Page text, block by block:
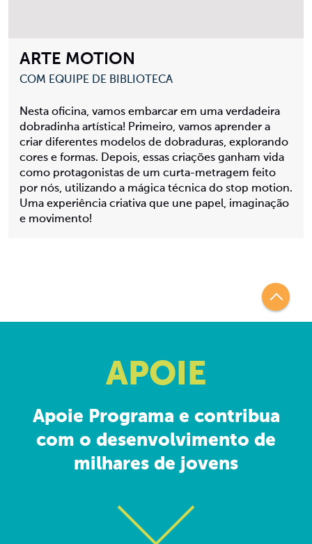
ARTE MOTION
COM EQUIPE DE BIBLIOTECA
Nesta oficina, vamos embarcar em uma verdadeira
dobradinha artística! Primeiro, vamos aprender a
criar diferentes modelos de dobraduras, explorando
cores e formas. Depois, essas criações ganham vida
como protagonistas de um curta-metragem feito
por nós, utilizando a mágica técnica do stop motion.
Uma experiência criativa que une papel, imaginação
e movimento!
APOIE
Apoie Programa e contribua
com o desenvolvimento de
milhares de jovens